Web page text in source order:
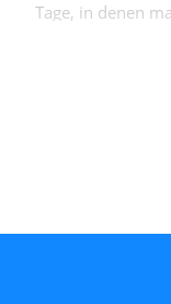
Tage, in denen
vorbei. Jetzt
als auf einer
der